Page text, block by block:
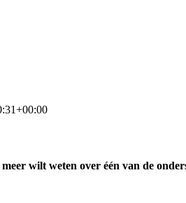
wilt weten over één van de